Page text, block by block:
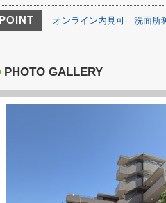
POINT オンライン内見可 洗面所
PHOTO GALLERY